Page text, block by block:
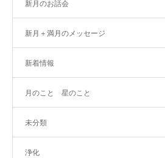
新月のお話会
新月＋満月のメッセージ
新着情報
月のこと 星のこと
未分類
浄化